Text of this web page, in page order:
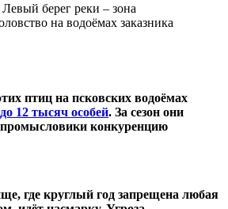
берег реки – зона
на водоёмах заказника
птиц на псковских водоёмах
12 тысяч особей. За сезон они
промысловики конкуренцию
где круглый год запрещена любая